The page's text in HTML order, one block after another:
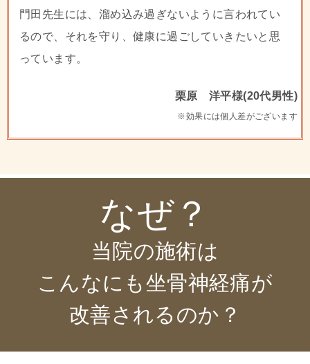
門田先生には、溜め込み過ぎないように言われてい
るので、それを守り、健康に過ごしていきたいと思
っています。
栗原 洋平様(20代男性)
※効果には個人差がございます
なぜ？
当院の施術は
こんなにも坐骨神経痛が
改善されるのか？